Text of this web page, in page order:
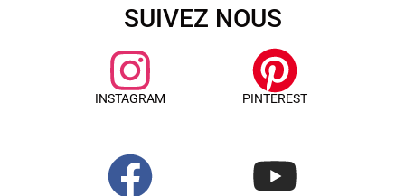
SUIVEZ NOUS
INSTAGRAM PINTEREST